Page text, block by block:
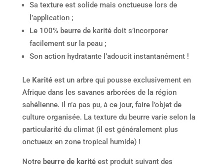
Sa texture est solide mais onctueuse lors de
l’application ;
Le 100% beurre de karité doit s’incorporer
facilement sur la peau ;
Son action hydratante l’adoucit instantanément !
Le Karitéest un arbre qui pousse exclusivement en
Afrique dans les savanes arborées de la région
sahélienne. Il n’a pas pu, à ce jour, faire l’objet de
culture organisée. La texture du beurre varie selon la
particularité du climat (il est généralement plus
onctueux en zone tropical humide) !
Notre beurre de karitéest produit suivant des